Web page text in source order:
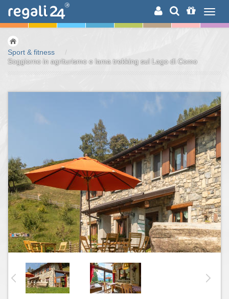
RICERCA
Sport & fitness
/
Soggiorno in agriturismo e lama trekking sul Lago di Como